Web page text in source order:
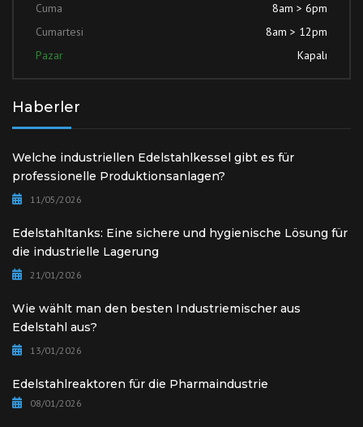
Cuma
8am > 6pm
Cumartesi
8am > 12pm
Pazar
Kapalı
Haberler
Welche industriellen Edelstahlkessel gibt es für
professionelle Produktionsanlagen?
11/05/2026
Edelstahltanks: Eine sichere und hygienische Lösung für
die industrielle Lagerung
21/01/2026
Wie wählt man den besten Industriemischer aus
Edelstahl aus?
13/01/2026
Edelstahlreaktoren für die Pharmaindustrie
08/01/2026